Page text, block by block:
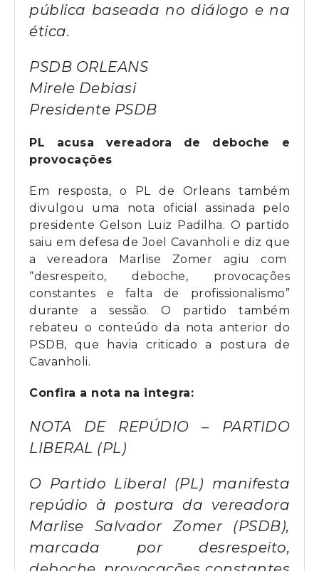
pública baseada no diálogo e na
ética.
PSDB ORLEANS
Mirele Debiasi
Presidente PSDB
PL acusa vereadora de deboche e
provocações
Em resposta, o PL de Orleans também
divulgou uma nota oficial assinada pelo
presidente Gelson Luiz Padilha. O partido
saiu em defesa de Joel Cavanholi e diz que
a vereadora Marlise Zomer agiu com
“desrespeito, deboche, provocações
constantes e falta de profissionalismo”
durante a sessão. O partido também
rebateu o conteúdo da nota anterior do
PSDB, que havia criticado a postura de
Cavanholi.
Confira a nota na integra:
NOTA DE REPÚDIO – PARTIDO
LIBERAL (PL)
O Partido Liberal (PL) manifesta
repúdio à postura da vereadora
Marlise Salvador Zomer (PSDB),
marcada por desrespeito,